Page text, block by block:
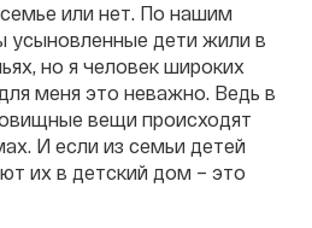
или нет. По нашим
усыновленные дети жили в
но я человек широких
меня это неважно. Ведь в
вещи происходят
И если из семьи детей
их в детский дом – это